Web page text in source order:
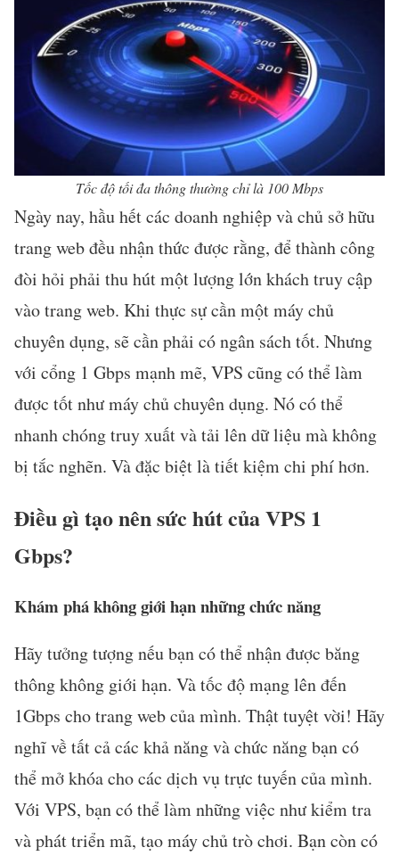
Tốc độ tối đa thông thường chỉ là 100 Mbps
Ngày nay, hầu hết các doanh nghiệp và chủ sở hữu
trang web đều nhận thức được rằng, để thành công
đòi hỏi phải thu hút một lượng lớn khách truy cập
vào trang web. Khi thực sự cần một máy chủ
chuyên dụng, sẽ cần phải có ngân sách tốt. Nhưng
với cổng 1 Gbps mạnh mẽ, VPS cũng có thể làm
được tốt như máy chủ chuyên dụng. Nó có thể
nhanh chóng truy xuất và tải lên dữ liệu mà không
bị tắc nghẽn. Và đặc biệt là tiết kiệm chi phí hơn.
Điều gì tạo nên sức hút của VPS 1
Gbps?
Khám phá không giới hạn những chức năng
Hãy tưởng tượng nếu bạn có thể nhận được băng
thông không giới hạn. Và tốc độ mạng lên đến
1Gbps cho trang web của mình. Thật tuyệt vời! Hãy
nghĩ về tất cả các khả năng và chức năng bạn có
thể mở khóa cho các dịch vụ trực tuyến của mình.
Với VPS, bạn có thể làm những việc như kiểm tra
và phát triển mã, tạo máy chủ trò chơi. Bạn còn có